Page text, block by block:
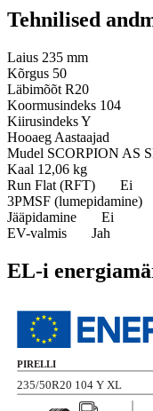
Tehnilised
Laius 235 mm
Kõrgus 50
Läbimõõt R20
Koormusindeks 104
KiirusindeksY
Hooaeg Aastaajad
Mudel SCORPION AS
Kaal 12,06 kg
Run Flat (RFT)
Ei
3PMSF (lumepidamine)
Jääpidamine
Ei
EV-valmis
Jah
EL-i